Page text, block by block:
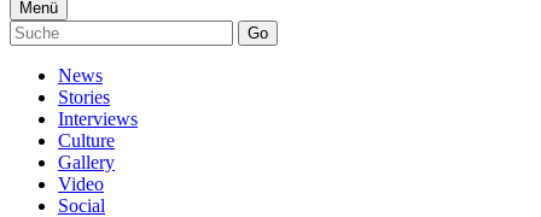
Menü
Go
News
Stories
Interviews
Culture
Gallery
Video
Social